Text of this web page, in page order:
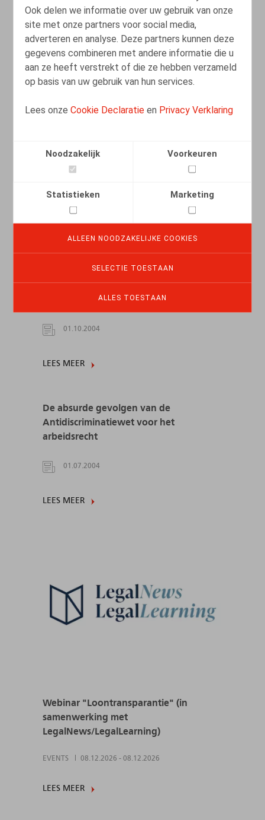
Ook delen we informatie over uw gebruik van onze
site met onze partners voor social media,
adverteren en analyse. Deze partners kunnen deze
gegevens combineren met andere informatie die u
aan ze heeft verstrekt of die ze hebben verzameld
op basis van uw gebruik van hun services.
Lees onzeCookie Declaratie en Privacy Verklaring
Noodzakelijk Voorkeuren
Statistieken Marketing
ALLEEN NOODZAKELIJKE COOKIES
SELECTIE TOESTAAN
ALLES TOESTAAN
Plaidoyer pour un nouveau droit du
licenciement
05.03.2012
De Antidiscriminatiewet gewijzigd door
het Arbitragehof: gevolgen voor het
01.10.2004
LEES MEER
De absurde gevolgen van de
Antidiscriminatiewet voor het
arbeidsrecht
01.07.2004
LEES MEER
Webinar "Loontransparantie" (in
samenwerking met
LegalNews/LegalLearning)
EVENTS 08.12.2026 - 08.12.2026
LEES MEER